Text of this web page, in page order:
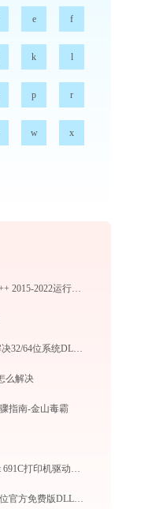
e f
k l
p r
w x
mfc140u.dll缺失修复：VC++ 2015-2022运行库x86/x64版本选择+注册表修复方案
nvspcap64.dll下载指南：解决32/64位系统DLL缺失问题的完整方案
么解决
指南-金山毒霸
(2026最新)遇到HP DeskJet 691C打印机驱动问题？这里有最全的下载及安装指导
difxapi.dll下载指南：32/64位官方免费版DLL文件修复教程